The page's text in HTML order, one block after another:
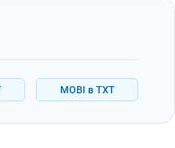
MOBI в TXT